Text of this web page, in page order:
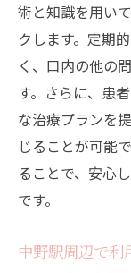
中野駅
サービ
プロに
クリー
定期健
歯石と歯垢
中野駅
術と知識を用い
クします。定期
く、口内の他の
す。さらに、患
な治療プランを
じることが可能
ることで、安心
です。
中野駅周辺で利